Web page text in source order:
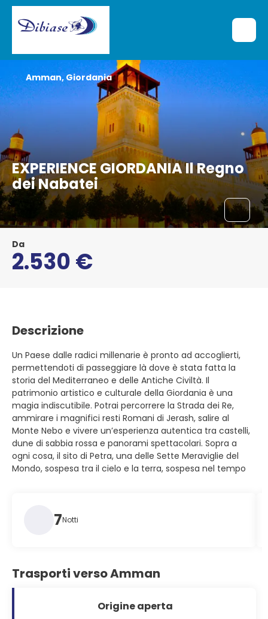
EXPERIENCE GIORDANIA Il Regno
dei Nabatei
Amman, Giordania
Da
2.530 €
Descrizione
Un Paese dalle radici millenarie è pronto ad accoglierti,
permettendoti di passeggiare là dove è stata fatta la
storia del Mediterraneo e delle Antiche Civiltà. Il
patrimonio artistico e culturale della Giordania è una
magia indiscutibile. Potrai percorrere la Strada dei Re,
ammirare i magnifici resti Romani di Jerash, salire al
Monte Nebo e vivere un’esperienza autentica tra castelli,
dune di sabbia rossa e panorami spettacolari. Sopra a
ogni cosa, il sito di Petra, una delle Sette Meraviglie del
Mondo, sospesa tra il cielo e la terra, sospesa nel tempo
7Notti
Trasporti verso Amman
Origine aperta